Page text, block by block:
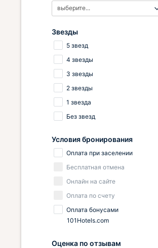
выберите...
Звезды
5 звезд
4 звезды
3 звезды
2 звезды
1 звезда
Без звезд
Условия бронирования
Оплата при заселении
Бесплатная отмена
Онлайн на сайте
Оплата по счету
Оплата бонусами
101Hotels.com
Оценка по отзывам